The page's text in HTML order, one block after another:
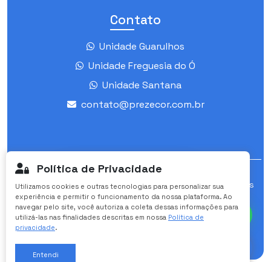
Contato
Unidade Guarulhos
Unidade Freguesia do Ó
Unidade Santana
contato@prezecor.com.br
Site otimizado por:
Especialistas em sites
personalizados para clínicas médicas.
Prezecor ©2026 - Todos os Direitos Reservados
Política de Privacidade
Utilizamos cookies e outras tecnologias para personalizar sua
experiência e permitir o funcionamento da nossa plataforma. Ao
navegar pelo site, você autoriza a coleta dessas informações para
utilizá-las nas finalidades descritas em nossa Política de
privacidade.
Entendi
Olá! Vamos iniciar uma
conversa pelo WhatsApp?